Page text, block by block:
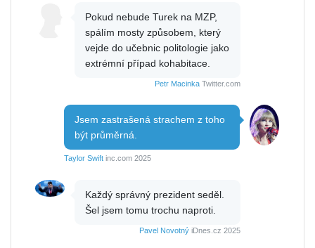
Pokud nebude Turek na MZP,
spálím mosty způsobem, který
vejde do učebnic politologie jako
extrémní případ kohabitace.
Petr Macinka Twitter.com
Jsem zastrašená strachem z toho
být průměrná.
Taylor Swift inc.com 2025
Každý správný prezident seděl.
Šel jsem tomu trochu naproti.
Pavel Novotný iDnes.cz 2025